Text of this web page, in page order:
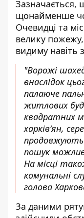
Зазначається,
щонайменше
Очевидці та
велику
видиму навіть
"Ворожі
внаслідок
палаюче
житлових
квадратних
харківʼян,
пошук
На місці
комунальні
голова
За даними